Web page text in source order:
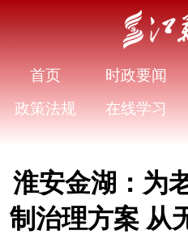
首页 时政要闻
政策法规
在线学习
淮安金湖：为
制治理方案 从